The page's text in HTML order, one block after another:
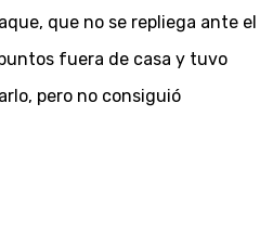
que no se repliega ante el
fuera de casa y tuvo
pero no consiguió